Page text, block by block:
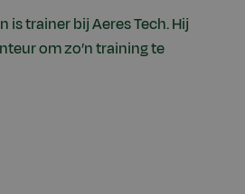
is trainer bij Aeres Tech. Hij
om zo’n training te